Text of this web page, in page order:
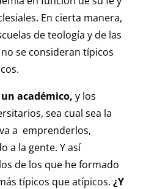
En cierta manera,
de teología y de las
se consideran típicos
académico, y los
sea cual sea la
a emprenderlos,
a la gente. Y así
de los que he formado
típicos que atípicos. ¿Y